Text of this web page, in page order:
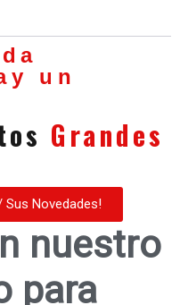
un
Grandes
Novedades!
nuestro
para